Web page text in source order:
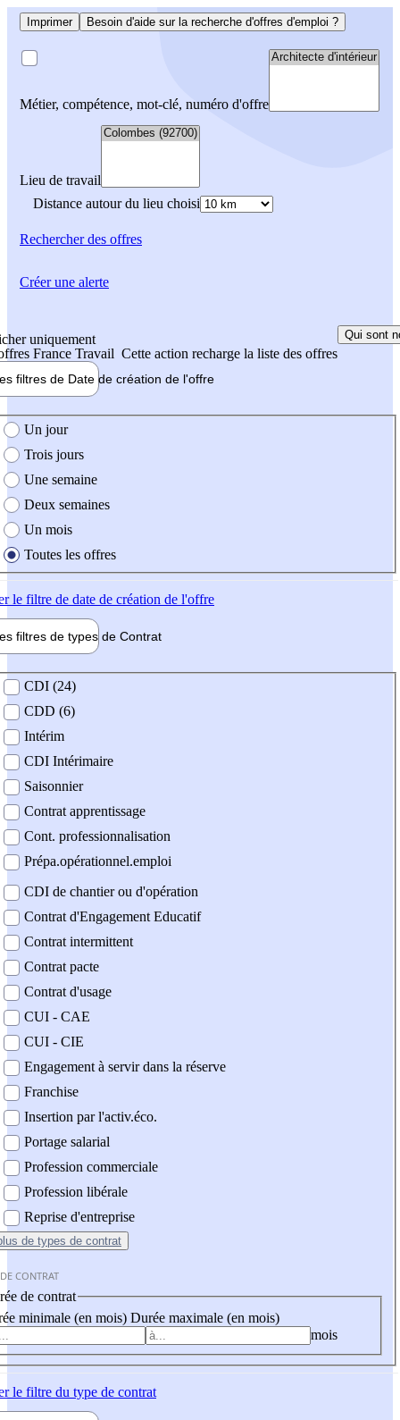
Imprimer Besoin d'aide sur la recherche d'offres d'emploi ?
Métier, compétence, mot-clé, numéro d'offre
Lieu de travail
Distance autour du lieu choisi
Rechercherdes offres
uniquement
France Travail Cette action recharge la liste des offres
Qui sont
filtres de Date de création de l'offre
création de l'offre
Un jour
Trois jours
Une semaine
Deux semaines
Un mois
Toutes les offres
le filtre de date de création de l'offre
filtres de types de Contrat
contrat
CDI (24)
CDD (6)
Intérim
CDI Intérimaire
Saisonnier
Contrat apprentissage
Cont. professionnalisation
Prépa.opérationnel.emploi
CDI de chantier ou d'opération
Contrat d'Engagement Educatif
Contrat intermittent
Contrat pacte
Contrat d'usage
CUI - CAE
CUI - CIE
Engagement à servir dans la réserve
Franchise
Insertion par l'activ.éco.
Portage salarial
Profession commerciale
Profession libérale
Reprise d'entreprise
de types de contrat
CONTRAT
de contrat
minimale (en mois) Durée maximale (en mois)
mois
le filtre du type de contrat
Créer une alerte